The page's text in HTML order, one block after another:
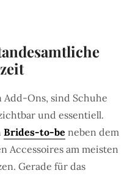
Add-Ons, sind Schuhe
und essentiell.
Brides-to-be neben dem
Accessoires am meisten
Gerade für das